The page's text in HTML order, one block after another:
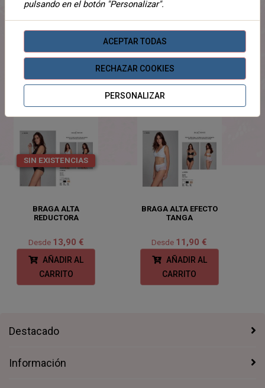
OPINIONES
¡Este producto no tiene descripción!
PRODUCTOSRELACIONADOS
SIN EXISTENCIAS
BRAGA ALTA
REDUCTORA
Desde 13,90 €
AÑADIR AL
CARRITO
BRAGA ALTA EFECTO
TANGA
Desde 11,90 €
AÑADIR AL
CARRITO
Destacado
Información
pulsando en el botón "Personalizar".
ACEPTAR TODAS
RECHAZAR COOKIES
PERSONALIZAR